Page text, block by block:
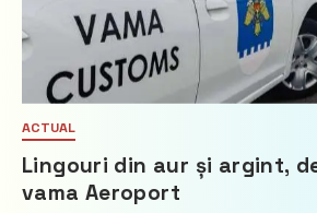
ACTUAL
Lingouri din aur și argint,
vama Aeroport